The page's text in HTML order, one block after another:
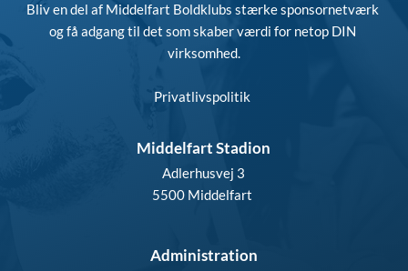
Bliv en del af Middelfart Boldklubs stærke sponsornetværk
og få adgang til det som skaber værdi for netop DIN
virksomhed.
Privatlivspolitik
Middelfart Stadion
Adlerhusvej 3
5500 Middelfart
Administration